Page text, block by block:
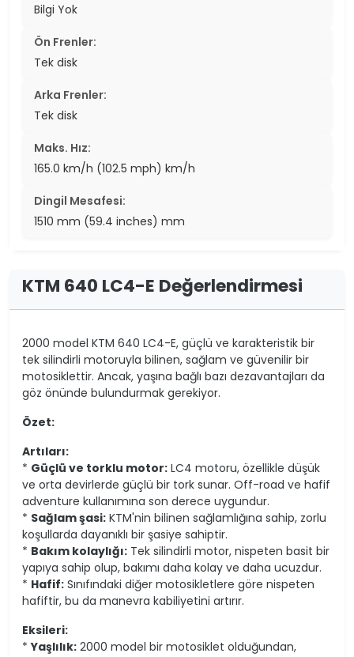
Bilgi Yok
Ön Frenler:
Tek disk
Arka Frenler:
Tek disk
Maks. Hız:
165.0 km/h (102.5 mph) km/h
Dingil Mesafesi:
1510 mm (59.4 inches) mm
KTM 640 LC4-E Değerlendirmesi
2000 model KTM 640 LC4-E, güçlü ve karakteristik bir
tek silindirli motoruyla bilinen, sağlam ve güvenilir bir
motosiklettir. Ancak, yaşına bağlı bazı dezavantajları da
göz önünde bulundurmak gerekiyor.
Özet:
Artıları:
* Güçlü ve torklu motor: LC4 motoru, özellikle düşük
ve orta devirlerde güçlü bir tork sunar. Off-road ve hafif
adventure kullanımına son derece uygundur.
* Sağlam şasi: KTM'nin bilinen sağlamlığına sahip, zorlu
koşullarda dayanıklı bir şasiye sahiptir.
* Bakım kolaylığı: Tek silindirli motor, nispeten basit bir
yapıya sahip olup, bakımı daha kolay ve daha ucuzdur.
* Hafif: Sınıfındaki diğer motosikletlere göre nispeten
hafiftir, bu da manevra kabiliyetini artırır.
Eksileri:
*Yaşlılık: 2000 model bir motosiklet olduğundan,